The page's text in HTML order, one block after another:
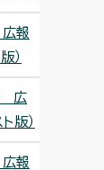
報
）
広
版）
報